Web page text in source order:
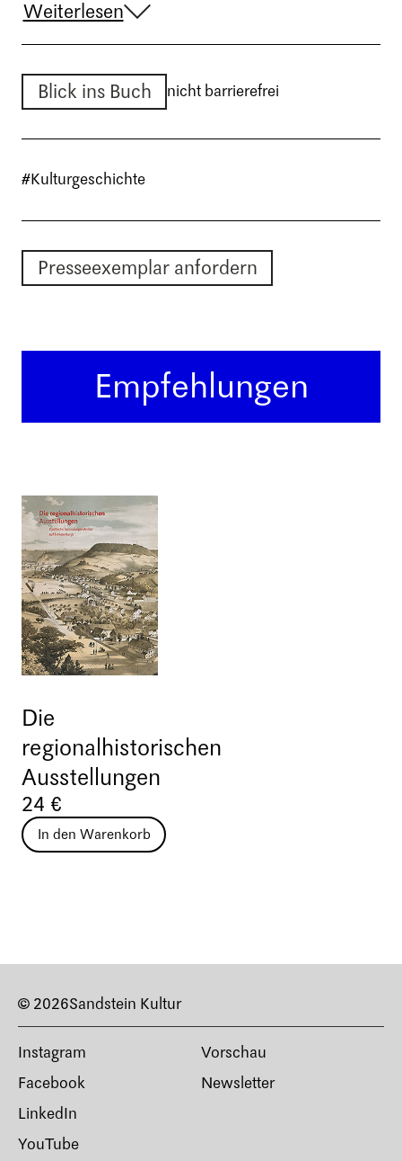
Weiterlesen
Blick ins Buch nicht barrierefrei
#Kulturgeschichte
Presseexemplar anfordern
Empfehlungen
Die
regionalhistorischen
Ausstellungen
24 €
In den Warenkorb
© 2026Sandstein Kultur
Instagram
Facebook
LinkedIn
YouTube
Vorschau
Newsletter